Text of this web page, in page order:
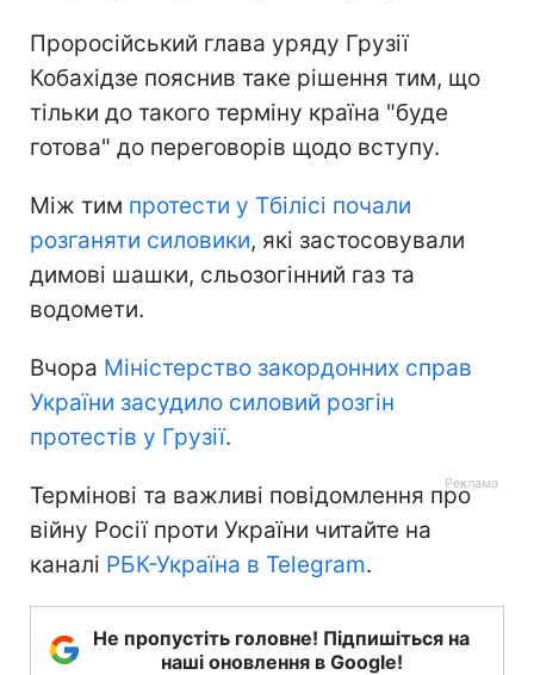
Проросійський глава уряду Грузії
Кобахідзе пояснив таке рішення тим, що
тільки до такого терміну країна "буде
готова" до переговорів щодо вступу.
Між тим протести у Тбілісі почали
розганяти силовики, які застосовували
димові шашки, сльозогінний газ та
водомети.
Вчора Міністерство закордонних справ
України засудило силовий розгін
протестів у Грузії.
Термінові та важливі повідомлення про
війну Росії проти України читайте на
каналі РБК-Україна в Telegram.
Не пропустіть головне! Підпишіться на
наші оновлення в Google!